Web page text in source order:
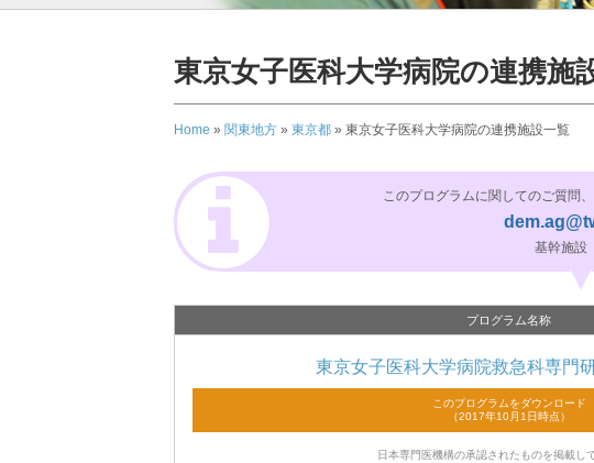
東京女子医科大学病院の連携施
Home » 関東地方 » 東京都 » 東京女子医科大学病院の連携施設一覧
このプログラムに関してのご質問
基幹施
プログラム名称
東京女子医科大学病院救急科専門
日本専門医機構の承認されたものを掲載し